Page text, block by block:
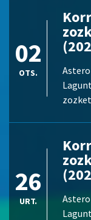
02
OTS.
26
URT.